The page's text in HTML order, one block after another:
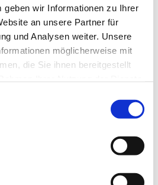
geben wir Informationen zu Ihrer
an unsere Partner für
und Analysen weiter. Unsere
möglicherweise mit
die Sie ihnen bereitgestellt
je 100 g
268 kcal / 1.120 kJ
4,0 g
0,7 g
Fettsäuren 2,2 g
43 g